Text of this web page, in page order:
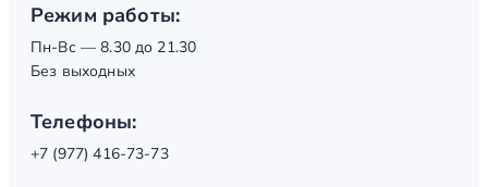
Режим работы:
Пн-Вс — 8.30 до 21.30
Без выходных
Телефоны:
+7 (977) 416-73-73